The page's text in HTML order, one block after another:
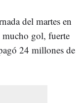
del martes en
gol, fuerte
24 millones de